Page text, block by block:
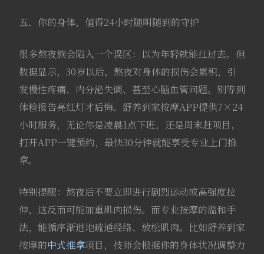
五、你的身体，值得24小时随叫随到的守护
很多熬夜族会陷入一个误区：以为年轻就能扛过去。但
数据显示，30岁以后，熬夜对身体的损伤会累积，引
发慢性疼痛、内分泌失调、甚至心脑血管问题。别等到
体检报告亮红灯才后悔。舒养到家按摩APP提供7×24
小时服务，无论你是凌晨1点下班，还是周末赶项目，
打开APP一键预约，最快30分钟就能享受专业上门推
拿。
特别提醒：熬夜后不要立即进行剧烈运动或高强度拉
伸，这反而可能加重肌肉损伤。而专业按摩的温和手
法，能循序渐进地疏通经络、放松肌肉。比如舒养到家
按摩的中式推拿项目，技师会根据你的身体状况调整力